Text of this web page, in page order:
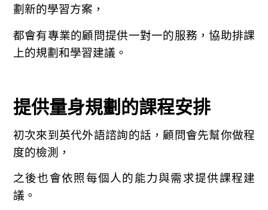
劃新的學習方案，
都會有專業的顧問提供一對一的服務，協助排課
上的規劃和學習建議。
提供量身規劃的課程安排
初次來到英代外語諮詢的話，顧問會先幫你做程
度的檢測，
之後也會依照每個人的能力與需求提供課程建
議。